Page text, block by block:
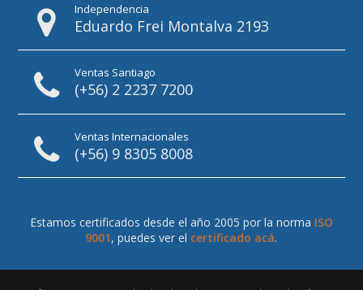
Independencia
Eduardo Frei Montalva 2193
Ventas Santiago
(+56) 2 2237 7200
Ventas Internacionales
(+56) 9 8305 8008
Estamos certificados desde el año 2005 por la norma ISO
9001, puedes ver el certificado acá.